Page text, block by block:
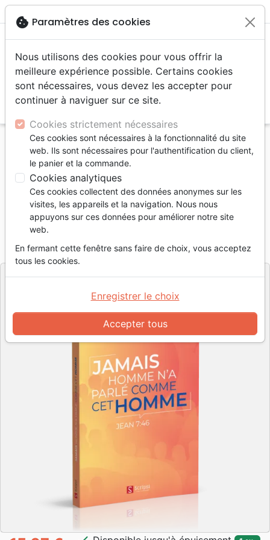
menu
Accueil Livres Edification
Croissance spirituelle
Jamais homme n'a parlé comme cet homme
Jamais homme n'a parlé comme cet
homme
Auteur :Michel Bosc
Référence
EditeurScripsi
cookie Paramètres des cookies
Nous utilisons des cookies pour vous offrir la
meilleure expérience possible. Certains cookies
sont nécessaires, vous devez les accepter pour
continuer à naviguer sur ce site.
Cookies strictement nécessaires
Ces cookies sont nécessaires à la fonctionnalité du site
web. Ils sont nécessaires pour l'authentification du client,
le panier et la commande.
Cookies analytiques
Ces cookies collectent des données anonymes sur les
visites, les appareils et la navigation. Nous nous
appuyons sur ces données pour améliorer notre site
web.
En fermant cette fenêtre sans faire de choix, vous acceptez
tous les cookies.
Accepter tous
Enregistrer le choix